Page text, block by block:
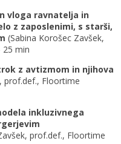
vloga ravnatelja in
z zaposlenimi, s starši,
(Sabina Korošec Zavšek,
25 min
z avtizmom in njihova
prof.def., Floortime
inkluzivnega
prof.def., Floortime